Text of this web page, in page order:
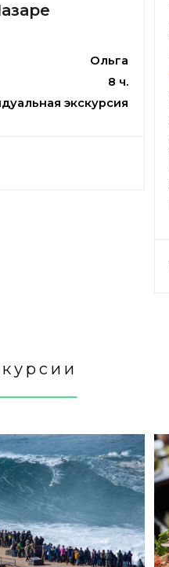
Ольга
8 ч.
экскурсия